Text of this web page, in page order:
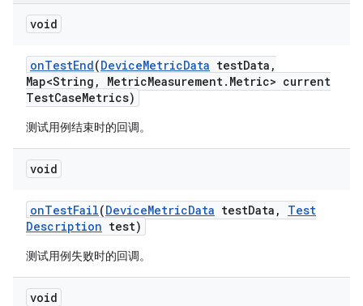
void
onTestEnd(DeviceMetricData testData ,
Map<String , MetricMeasurement. Metric> current
TestCaseMetrics)
测试用例结束时的回调。
void
onTestFail(DeviceMetricData testData ,
Test
Description test)
测试用例失败时的回调。
void